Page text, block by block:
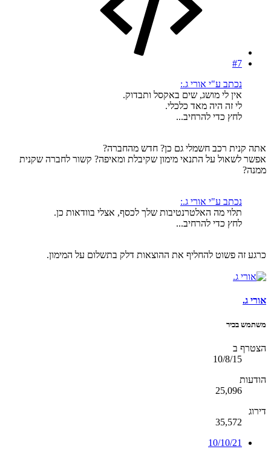
#7
נכתב ע"י אורי ג.:
אין לי מושג, שים באקסל ותבדוק.
לי זה היה מאד כלכלי.
לחץ כדי להרחיב...
אתה קנית רכב חשמלי גם כן? חדש מהחברה?
אפשר לשאול על התנאי מימון שקיבלת ומאיפה? קשור לחברה שקנית
ממנה?
נכתב ע"י אורי ג.:
תלוי מה האלטרנטיבות שלך לכסף, אצלי בוודאות כן.
לחץ כדי להרחיב...
כרגע זה פשוט להחליף את ההוצאות דלק בתשלום על המימון.
אורי ג.
משתמש בכיר
הצטרף ב
10/8/15
הודעות
25,096
דירוג
35,572
10/10/21